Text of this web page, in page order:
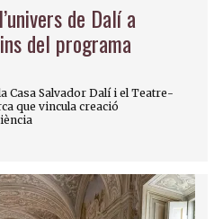
de Dalí a
del programa
Casa Salvador Dalí i el Teatre-
que vincula creació